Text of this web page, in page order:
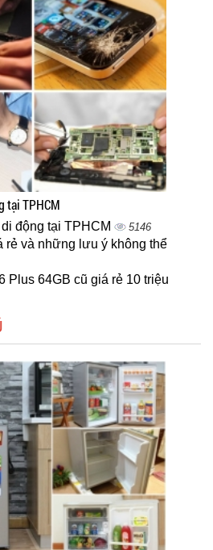
tại TPHCM
động tại TPHCM 5146
rẻ và những lưu ý không thể
Plus 64GB cũ giá rẻ 10 triệu